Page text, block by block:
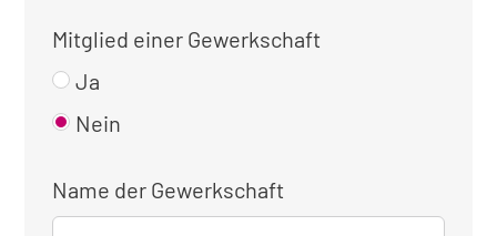
Mitglied einer Gewerkschaft
Ja
Nein
Name der Gewerkschaft